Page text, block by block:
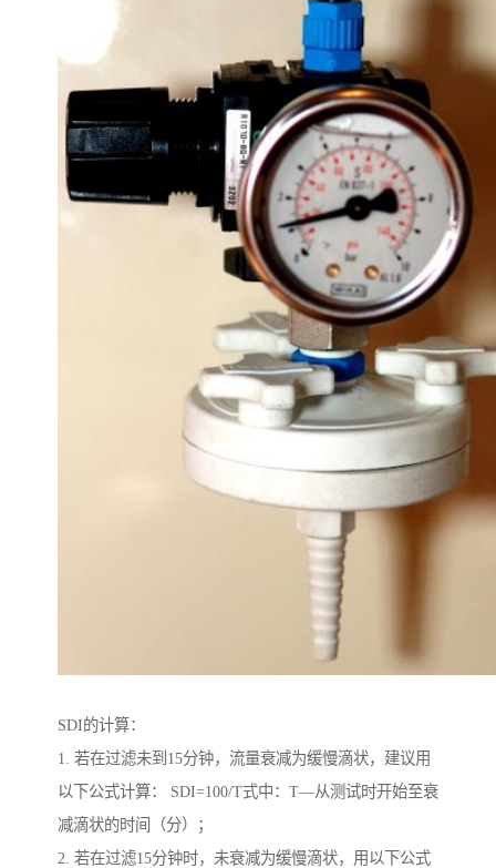
SDI的计算：
1. 若在过滤未到15分钟，流量衰减为缓慢滴状，建议用
以下公式计算： SDI=100/T式中：T—从测试时开始至衰
减滴状的时间（分）；
2. 若在过滤15分钟时，未衰减为缓慢滴状，用以下公式